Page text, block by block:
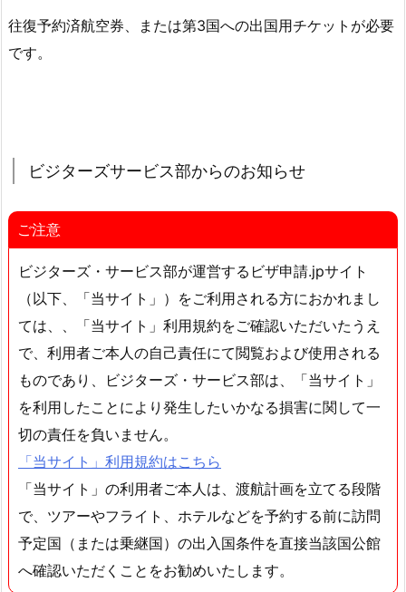
往復予約済航空券、または第3国への出国用チケットが必要
です。
ビジターズサービス部からのお知らせ
ご注意
ビジターズ・サービス部が運営するビザ申請.jpサイト
（以下、「当サイト」）をご利用される方におかれまし
ては、、「当サイト」利用規約をご確認いただいたうえ
で、利用者ご本人の自己責任にて閲覧および使用される
ものであり、ビジターズ・サービス部は、「当サイト」
を利用したことにより発生したいかなる損害に関して一
切の責任を負いません。
「当サイト」利用規約はこちら
「当サイト」の利用者ご本人は、渡航計画を立てる段階
で、ツアーやフライト、ホテルなどを予約する前に訪問
予定国（または乗継国）の出入国条件を直接当該国公館
へ確認いただくことをお勧めいたします。